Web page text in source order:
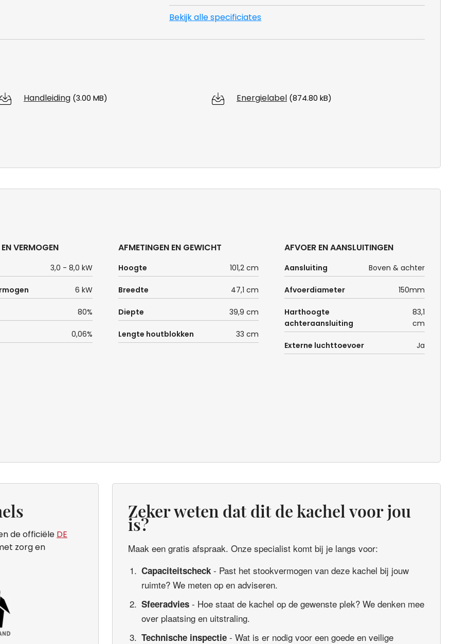
Bekijk alle specificiates
Handleiding (3.00 MB) Energielabel (874.80 kB)
VERMOGEN
3,0 - 8,0 kW
6 kW
80%
0,06%
AFMETINGEN EN GEWICHT
Hoogte 101,2 cm
Breedte 47,1 cm
Diepte 39,9 cm
Lengte houtblokken 33 cm
AFVOER EN AANSLUITINGEN
Aansluiting Boven & achter
Afvoerdiameter 150mm
Harthoogte
achteraansluiting
83,1
cm
Externe luchttoevoer Ja
de officiële DE
zorg en
Zeker weten dat dit de kachel voor jou
is?
Maak een gratis afspraak. Onze specialist komt bij je langs voor:
Capaciteitscheck - Past het stookvermogen van deze kachel bij jouw
ruimte? We meten op en adviseren.
Sfeeradvies - Hoe staat de kachel op de gewenste plek? We denken mee
over plaatsing en uitstraling.
Technische inspectie - Wat is er nodig voor een goede en veilige